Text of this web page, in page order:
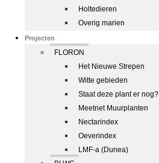
Holtedieren
Overig marien
Projecten
FLORON
Het Nieuwe Strepen
Witte gebieden
Staat deze plant er nog?
Meetnet Muurplanten
Nectarindex
Oeverindex
LMF-a (Dunea)